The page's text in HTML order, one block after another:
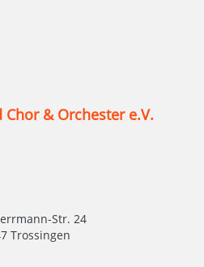
& Orchester e.V.
Str. 24
Trossingen